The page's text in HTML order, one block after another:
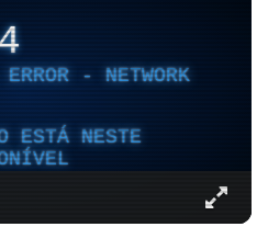
- NETWORK
ESTÁ NESTE